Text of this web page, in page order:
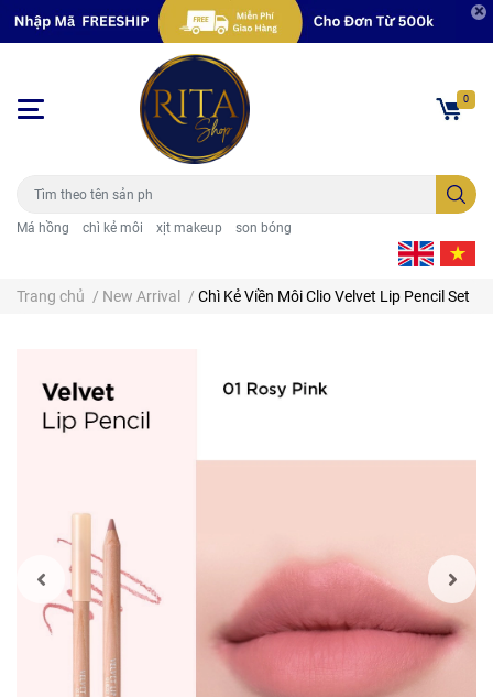
Má hồng chì kẻ môi xịt makeup son bóng
0
Trang chủ / New Arrival / Chì Kẻ Viền Môi Clio Velvet Lip Pencil Set